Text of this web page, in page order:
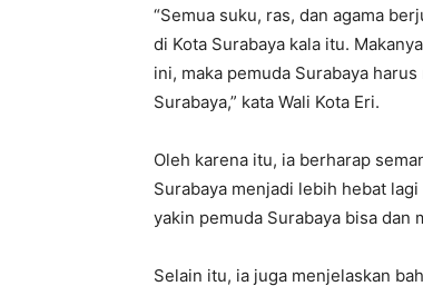
“Semua suku, ras, dan agama
di Kota Surabaya kala itu.
ini, maka pemuda Surabaya
Surabaya,” kata Wali Kota Eri.
Oleh karena itu, ia berharap
Surabaya menjadi lebih hebat
yakin pemuda Surabaya bisa dan
Selain itu, ia juga menjelaskan